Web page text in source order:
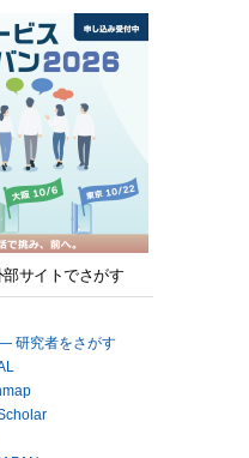
サイトでさがす
研究者をさがす